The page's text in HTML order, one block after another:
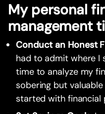
My personal
management
Conduct an Honest
had to admit where I
time to analyze my
sobering but
started with financial